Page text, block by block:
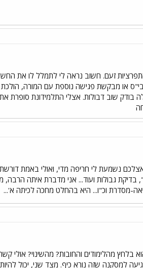
זעם. חשוב נראה לי לתמלל לו את
או מבקשת פגישה נוספת עם המורה, הולכת
בודק שוב דבולות. אצלי התלמידונת סופרת
נשמעת לי חריפה מדי, ואולי באמת
בדיקת גבולות ועוד... אני מדברת איתה
מסדרת וכ"ו... היא בהחלט מחכה לכיתה א'...
בלחץ מהלימודים והחובות? מהשינוי?
למסקנה שזה נורא כיף. מצד שני, יכול